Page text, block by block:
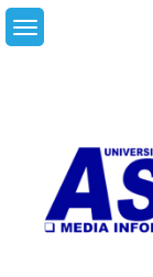
Skip
to